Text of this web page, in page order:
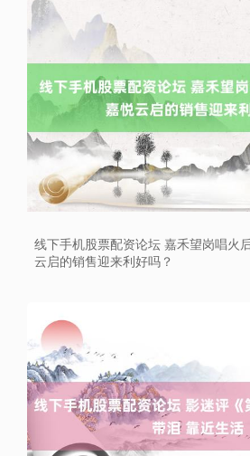
线下手机股票配资论坛 嘉禾望岗唱火
云启的销售迎来利好吗？